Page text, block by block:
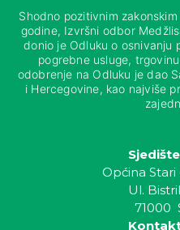
Shodno pozitivnim
godine, Izvršni odbor
donio je Odluku o osnivanju
pogrebne usluge,
odobrenje na Odluku je dao
i Hercegovine, kao najviše
Općina Stari
Ul.
71000